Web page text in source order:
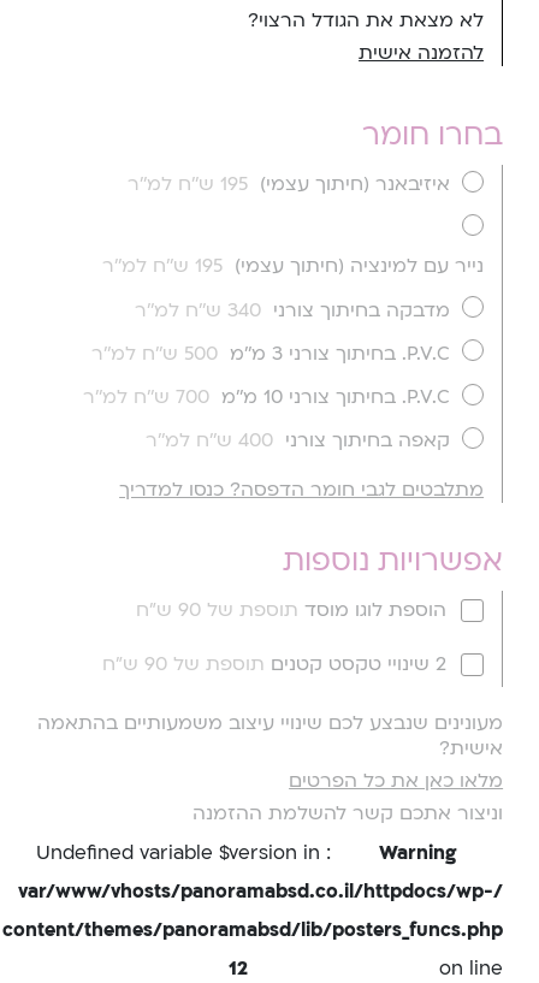
לא מצאת את הגודל הרצוי?
להזמנה אישית
בחרו חומר
איזיבאנר (חיתוך עצמי) 195 ש''ח למ''ר
נייר עם למינציה (חיתוך עצמי) 195 ש''ח למ''ר
מדבקה בחיתוך צורני 340 ש''ח למ''ר
P.V.C. בחיתוך צורני 3 מ''מ
500 ש''ח למ''ר
P.V.C. בחיתוך צורני 10 מ''מ
700 ש''ח למ''ר
קאפה בחיתוך צורני 400 ש''ח למ''ר
מתלבטים לגבי חומר הדפסה? כנסו למדריך
אפשרויות נוספות
הוספת לוגו מוסד תוספת של 90 ש"ח
2 שינויי טקסט קטנים תוספת של 90 ש"ח
מעונינים שנבצע לכם שינויי עיצוב משמעותיים בהתאמה
אישית?
מלאו כאן את כל הפרטים
וניצור אתכם קשר להשלמת ההזמנה
Warning
: Undefined variable $version in
/var/www/vhosts/panoramabsd.co.il/httpdocs/wp-
content/themes/panoramabsd/lib/posters_funcs.php
on line
12